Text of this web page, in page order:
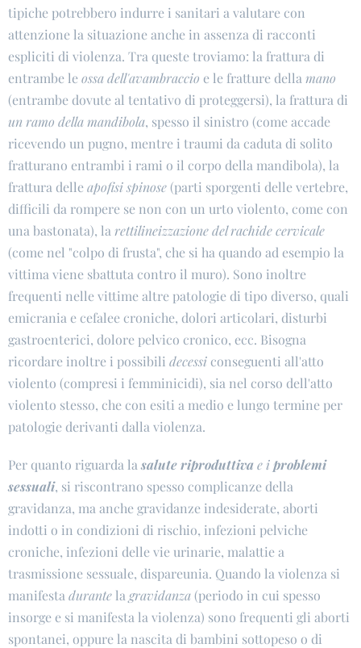
tipiche potrebbero indurre i sanitari a valutare con
attenzione la situazione anche in assenza di racconti
espliciti di violenza. Tra queste troviamo: la frattura di
entrambe leossa dell'avambraccio e le fratture della mano
(entrambe dovute al tentativo di proteggersi), la frattura di
un ramo della mandibola, spesso il sinistro (come accade
ricevendo un pugno, mentre i traumi da caduta di solito
fratturano entrambi i rami o il corpo della mandibola), la
frattura delleapofisi spinose(parti sporgenti delle vertebre,
difficili da rompere se non con un urto violento, come con
una bastonata), la rettilineizzazione del rachide cervicale
(come nel "colpo di frusta", che si ha quando ad esempio la
vittima viene sbattuta contro il muro). Sono inoltre
frequenti nelle vittime altre patologie di tipo diverso, quali
emicrania e cefalee croniche, dolori articolari, disturbi
gastroenterici, dolore pelvico cronico, ecc. Bisogna
ricordare inoltre i possibili decessi conseguenti all'atto
violento (compresi i femminicidi), sia nel corso dell'atto
violento stesso, che con esiti a medio e lungo termine per
patologie derivanti dalla violenza.
Per quanto riguarda lasalute riproduttiva e iproblemi
sessuali, si riscontrano spesso complicanze della
gravidanza, ma anche gravidanze indesiderate, aborti
indotti o in condizioni di rischio, infezioni pelviche
croniche, infezioni delle vie urinarie, malattie a
trasmissione sessuale, dispareunia. Quando la violenza si
manifesta durantela gravidanza(periodo in cui spesso
insorge e si manifesta la violenza) sono frequenti gli aborti
spontanei, oppure la nascita di bambini sottopeso o di